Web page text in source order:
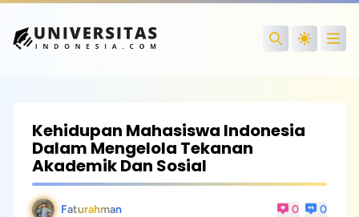
Search
Kehidupan Mahasiswa Indonesia
Dalam Mengelola Tekanan
Akademik Dan Sosial
Faturahman 0 0